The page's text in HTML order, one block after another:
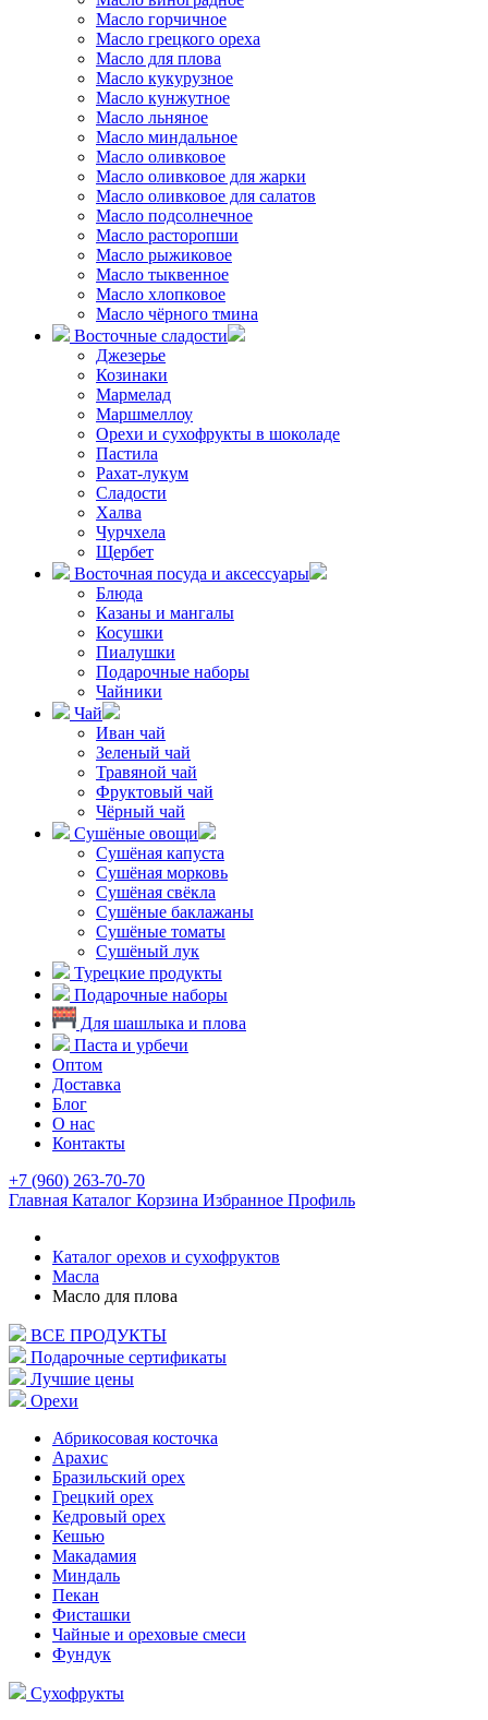
Масло горчичное
Масло грецкого ореха
Масло для плова
Масло кукурузное
Масло кунжутное
Масло льняное
Масло миндальное
Масло оливковое
Масло оливковое для жарки
Масло оливковое для салатов
Масло подсолнечное
Масло расторопши
Масло рыжиковое
Масло тыквенное
Масло хлопковое
Масло чёрного тмина
Восточные сладости
Джезерье
Козинаки
Мармелад
Маршмеллоу
Орехи и сухофрукты в шоколаде
Пастила
Рахат-лукум
Сладости
Халва
Чурчхела
Щербет
Восточная посуда и аксессуары
Блюда
Казаны и мангалы
Косушки
Пиалушки
Подарочные наборы
Чайники
Чай
Иван чай
Зеленый чай
Травяной чай
Фруктовый чай
Чёрный чай
Сушёные овощи
Сушёная капуста
Сушёная морковь
Сушёная свёкла
Сушёные баклажаны
Сушёные томаты
Сушёный лук
Турецкие продукты
Подарочные наборы
Для шашлыка и плова
Паста и урбечи
Оптом
Доставка
Блог
О нас
Контакты
+7 (960) 263-70-70
Главная Каталог Корзина Избранное Профиль
Каталог орехов и сухофруктов
Масла
Масло для плова
ВСЕ ПРОДУКТЫ
Подарочные сертификаты
Лучшие цены
Орехи
Абрикосовая косточка
Арахис
Бразильский орех
Грецкий орех
Кедровый орех
Кешью
Макадамия
Миндаль
Пекан
Фисташки
Чайные и ореховые смеси
Фундук
Сухофрукты